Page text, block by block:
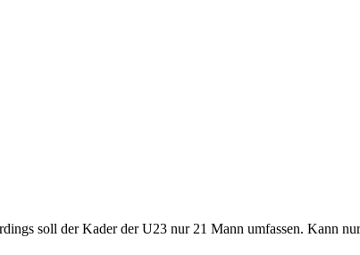
soll der Kader der U23 nur 21 Mann umfassen. Kann